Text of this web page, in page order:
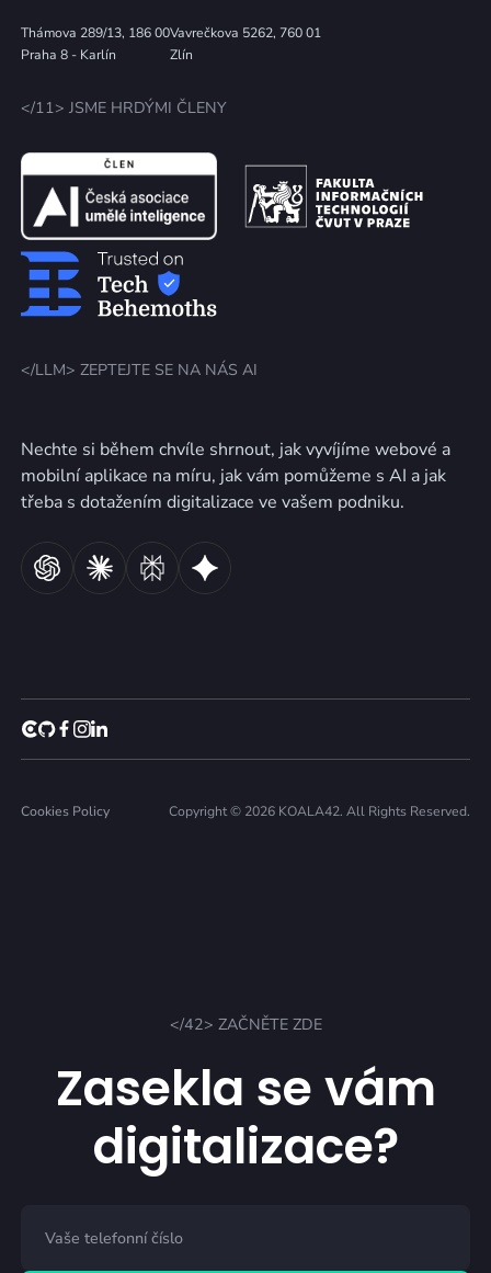
Thámova 289/13, 186 00
Praha 8 - Karlín
Vavrečkova 5262, 760 01
Zlín
</11> JSME HRDÝMI ČLENY
</LLM> ZEPTEJTE SE NA NÁS AI
Nechte si během chvíle shrnout, jak vyvíjíme webové a
mobilní aplikace na míru, jak vám pomůžeme s AI a jak
třeba s dotažením digitalizace ve vašem podniku.
Cookies Policy Copyright © 2026 KOALA42. All Rights Reserved.
</42> ZAČNĚTE ZDE
Zasekla se vám
digitalizace?